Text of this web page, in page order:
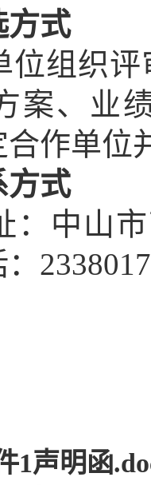
方式
织评
案、业
作单位
方式
中山市
1声明函